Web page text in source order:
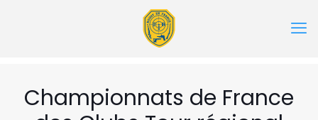
Championnats de France